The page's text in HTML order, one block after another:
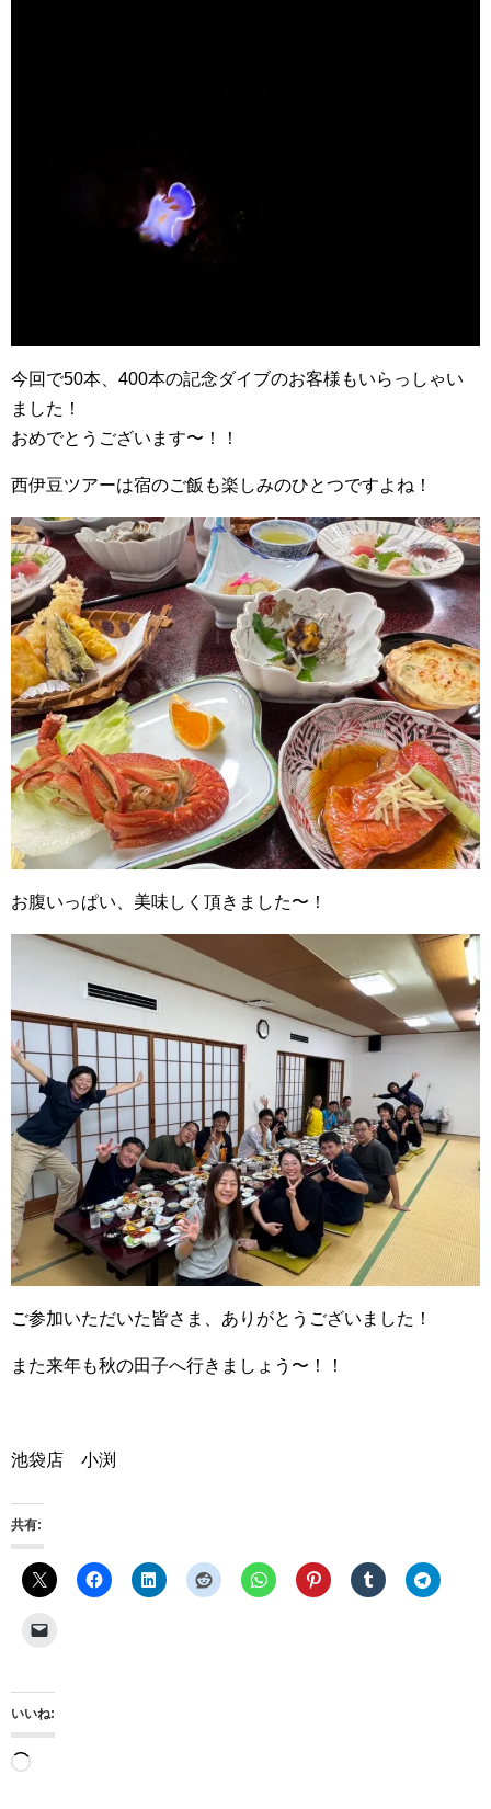
今回で50本、400本の記念ダイブのお客様もいらっしゃい
ました！
おめでとうございます〜！！
西伊豆ツアーは宿のご飯も楽しみのひとつですよね！
お腹いっぱい、美味しく頂きました〜！
ご参加いただいた皆さま、ありがとうございました！
また来年も秋の田子へ行きましょう〜！！
池袋店 小渕
共有:
いいね:
読